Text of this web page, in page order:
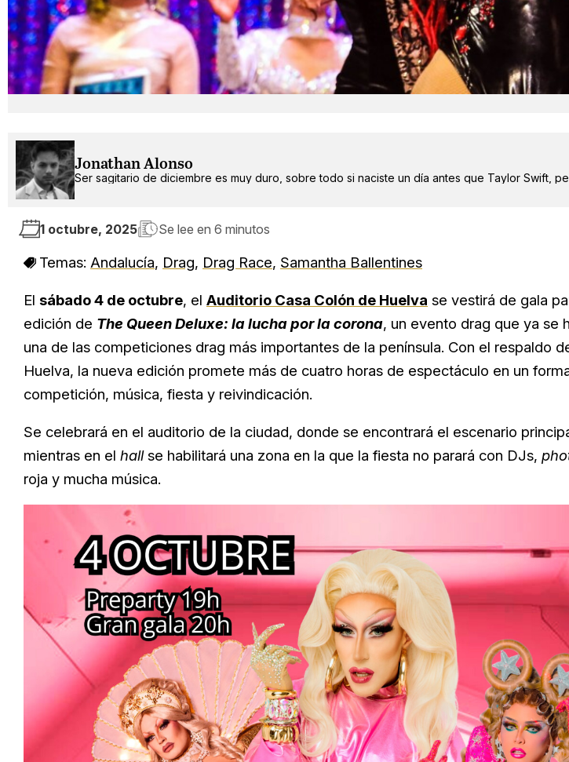
Jonathan Alonso
Ser sagitario de diciembre es muy duro, sobre todo si naciste un día antes que Taylor Swift,
1 octubre, 2025 Se lee en 6 minutos
Temas: Andalucía, Drag, Drag Race, Samantha Ballentines
El sábado 4 de octubre, el Auditorio Casa Colón de Huelva se vestirá de gala
edición de The Queen Deluxe: la lucha por la corona, un evento drag que ya se
una de las competiciones drag más importantes de la península. Con el respaldo
Huelva, la nueva edición promete más de cuatro horas de espectáculo en un
competición, música, fiesta y reivindicación.
Se celebrará en el auditorio de la ciudad, donde se encontrará el escenario
mientras en el hallse habilitará una zona en la que la fiesta no parará con DJs,
roja y mucha música.